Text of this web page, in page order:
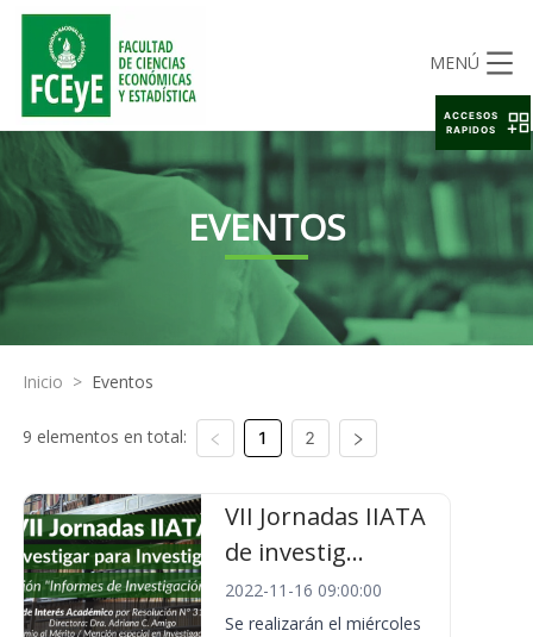
MENÚ
EVENTOS
Inicio > Eventos
9 elementos en total: 1 2
VII Jornadas IIATA
de investig...
2022-11-16 09:00:00
Se realizarán el miércoles
ACCESOS
RAPIDOS